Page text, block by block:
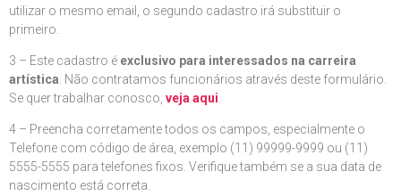
utilizar o mesmo email, o segundo cadastro irá substituir o
primeiro.
3 – Este cadastro é exclusivo para interessados na carreira
artística . Não contratamos funcionários através deste formulário.
Se quer trabalhar conosco, veja aqui
4 – Preencha corretamente todos os campos, especialmente o
Telefone com código de área, exemplo (11) 99999-9999 ou (11)
5555-5555 para telefones fixos. Verifique também se a sua data de
nascimento está correta.